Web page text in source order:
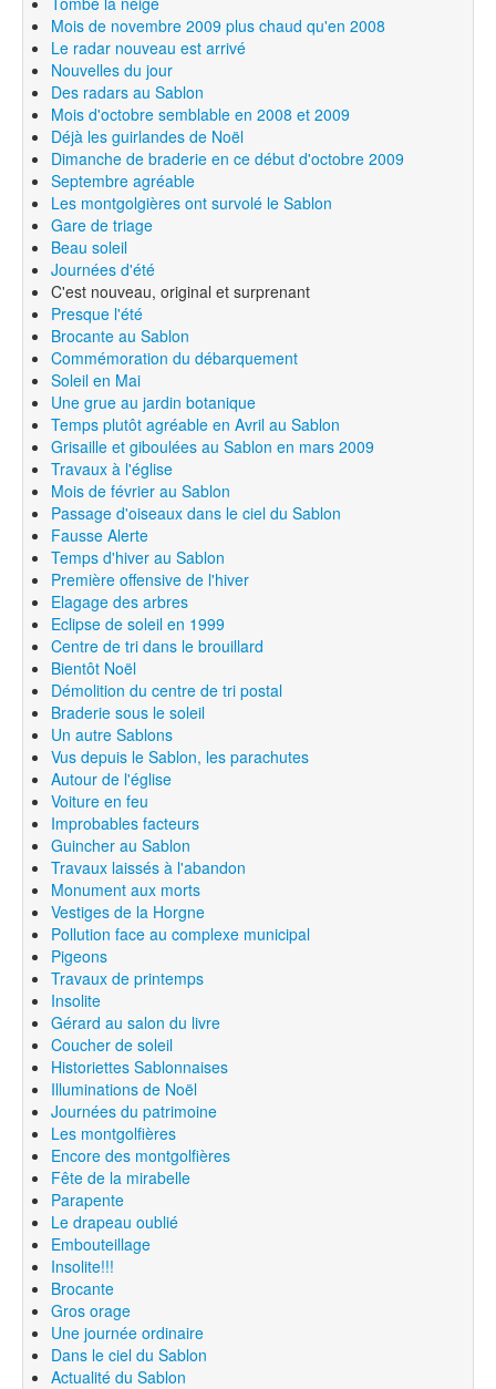
Mois de novembre 2009 plus chaud qu'en 2008
Le radar nouveau est arrivé
Nouvelles du jour
Des radars au Sablon
Mois d'octobre semblable en 2008 et 2009
Déjà les guirlandes de Noël
Dimanche de braderie en ce début d'octobre 2009
Septembre agréable
Les montgolgières ont survolé le Sablon
Gare de triage
Beau soleil
Journées d'été
C'est nouveau, original et surprenant
Presque l'été
Brocante au Sablon
Commémoration du débarquement
Soleil en Mai
Une grue au jardin botanique
Temps plutôt agréable en Avril au Sablon
Grisaille et giboulées au Sablon en mars 2009
Travaux à l'église
Mois de février au Sablon
Passage d'oiseaux dans le ciel du Sablon
Fausse Alerte
Temps d'hiver au Sablon
Première offensive de l'hiver
Elagage des arbres
Eclipse de soleil en 1999
Centre de tri dans le brouillard
Bientôt Noël
Démolition du centre de tri postal
Braderie sous le soleil
Un autre Sablons
Vus depuis le Sablon, les parachutes
Autour de l'église
Voiture en feu
Improbables facteurs
Guincher au Sablon
Travaux laissés à l'abandon
Monument aux morts
Vestiges de la Horgne
Pollution face au complexe municipal
Pigeons
Travaux de printemps
Insolite
Gérard au salon du livre
Coucher de soleil
Historiettes Sablonnaises
Illuminations de Noël
Journées du patrimoine
Les montgolfières
Encore des montgolfières
Fête de la mirabelle
Parapente
Le drapeau oublié
Embouteillage
Insolite!!!
Brocante
Gros orage
Une journée ordinaire
Dans le ciel du Sablon
Actualité du Sablon